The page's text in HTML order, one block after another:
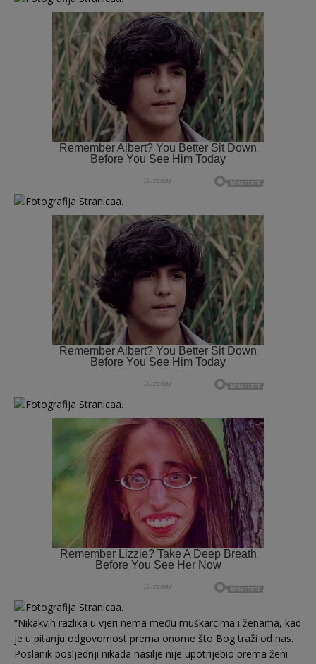
“Nikakvih razlika u vjeri nema među muškarcima i ženama, kad
je u pitanju odgovornost prema onome što Bog traži od nas.
Poslanik posljednji nikada nasilje nije upotrijebio prema ženi